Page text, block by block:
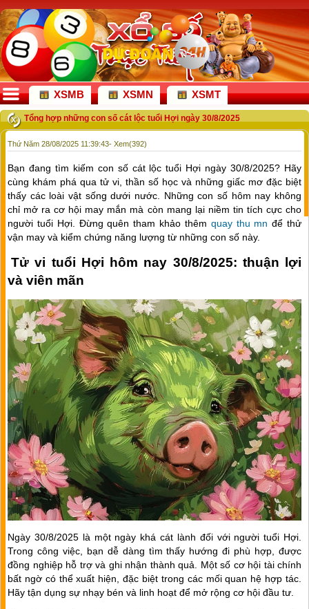
XSMB XSMN XSMT
Tổng hợp những con số cát lộc tuổi Hợi ngày 30/8/2025
Thứ Năm 28/08/2025 11:39:43- Xem(392)
Bạn đang tìm kiếm con số cát lộc tuổi Hợi ngày 30/8/2025? Hãy
cùng khám phá qua tử vi, thần số học và những giấc mơ đặc biệt
thấy các loài vật sống dưới nước. Những con số hôm nay không
chỉ mở ra cơ hội may mắn mà còn mang lại niềm tin tích cực cho
người tuổi Hợi. Đừng quên tham khảo thêm quay thu mn để thử
vận may và kiểm chứng năng lượng từ những con số này.
Tử vi tuổi Hợi hôm nay 30/8/2025: thuận lợi
và viên mãn
Ngày 30/8/2025 là một ngày khá cát lành đối với người tuổi Hợi.
Trong công việc, bạn dễ dàng tìm thấy hướng đi phù hợp, được
đồng nghiệp hỗ trợ và ghi nhận thành quả. Một số cơ hội tài chính
bất ngờ có thể xuất hiện, đặc biệt trong các mối quan hệ hợp tác.
Hãy tận dụng sự nhạy bén và linh hoạt để mở rộng cơ hội đầu tư.